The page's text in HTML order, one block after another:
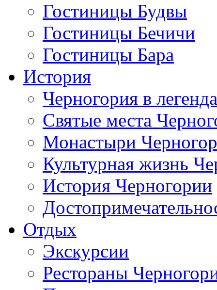
Гостиницы Будвы
Гостиницы Бечичи
Гостиницы Бара
История
Черногория в
Святые места
Монастыри
Культурная жизнь
История Черногории
Отдых
Экскурсии
Рестораны